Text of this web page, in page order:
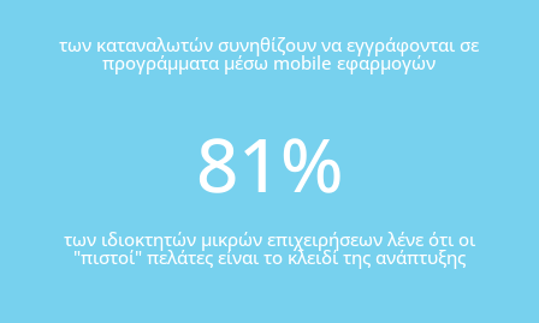
των καταναλωτών συνηθίζουν να εγγράφονται σε
προγράμματα μέσω mobile εφαρμογών
81%
των ιδιοκτητών μικρών επιχειρήσεων λένε ότι οι
"πιστοί" πελάτες είναι το κλειδί της ανάπτυξης